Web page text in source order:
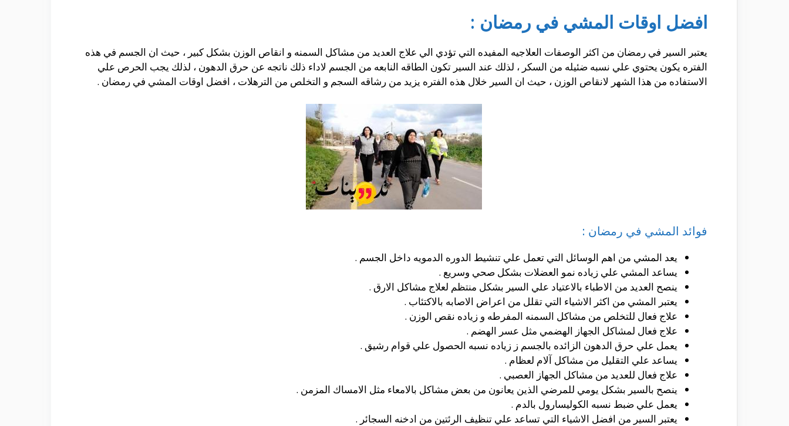
افضل اوقات المشي في رمضان :
يعتبر السير في رمضان من اكثر الوصفات العلاجيه المفيده التي تؤدي الي علاج العديد من مشاكل السمنه و انقاص الوزن بشكل كبير ، حيث ان الجسم في هذه
الفتره يكون يحتوي علي نسبه ضئيله من السكر ، لذلك عند السير تكون الطاقه النابعه من الجسم لاداء ذلك ناتجه عن حرق الدهون ، لذلك يجب الحرص علي
الاستفاده من هذا الشهر لانقاص الوزن ، حيث ان السير خلال هذه الفتره يزيد من رشاقه السجم و التخلص من الترهلات ، افضل اوقات المشي في رمضان .
فوائد المشي في رمضان :
يعد المشي من اهم الوسائل التي تعمل علي تنشيط الدوره الدمويه داخل الجسم .
يساعد المشي علي زياده نمو العضلات بشكل صحي وسريع .
ينصح العديد من الاطباء بالاعتياد علي السير بشكل منتظم لعلاج مشاكل الارق .
يعتبر المشي من اكثر الاشياء التي تقلل من اعراض الاصابه بالاكتئاب .
علاج فعال للتخلص من مشاكل السمنه المفرطه و زياده نقص الوزن .
علاج فعال لمشاكل الجهاز الهضمي مثل عسر الهضم .
يعمل علي حرق الدهون الزائده بالجسم ز زياده نسبه الحصول علي قوام رشيق .
يساعد علي التقليل من مشاكل آلام لعظام .
علاج فعال للعديد من مشاكل الجهاز العصبي .
ينصح بالسير بشكل يومي للمرضي الذين يعانون من بعض مشاكل بالامعاء مثل الامساك المزمن .
يعمل علي ضبط نسبه الكوليسارول بالدم .
يعتبر السير من افضل الاشياء التي تساعد علي تنظيف الرئتين من ادخنه السجائر .